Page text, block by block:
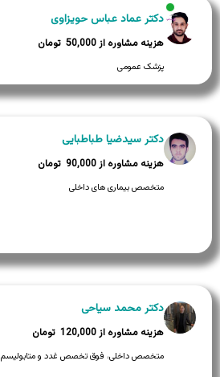
دکتر عماد عباس حویزاوی
50,000
پزشک عمومی
دکتر سیدضیا طباطبایی
90,000
متخصص بیماری های داخلی
دکتر محمد سیاحی
120,000
متخصص داخلی، فوق تخصص غدد و متابولیسم